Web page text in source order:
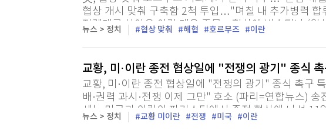
협상 개시 맞춰 구축함 2척 투입…"며칠 내 추가병력 합
지렛대로 삼아온 이란 대응 주목…협상에 변수되나 (워
파원 = 미국이 11일(현지시간) 이란과의 종전협상 개시
뉴스 > 정치 협상 맞춰 해협 호르무즈 이란
교황, 미·이란 종전 협상일에 "전쟁의 광기" 종식
교황, 미·이란 종전 협상일에 "전쟁의 광기" 종식 촉구
배·권력 과시·전쟁 이제 그만" 호소 (파리=연합뉴스)
세는 미국과 이란이 파키스탄에서 종전 협상에 나선 11
기"를 끝내라고 세계 지도자들에게 촉구했다. AP, 로이터
뉴스 > 정치 교황 미이란 전쟁 미국 이란